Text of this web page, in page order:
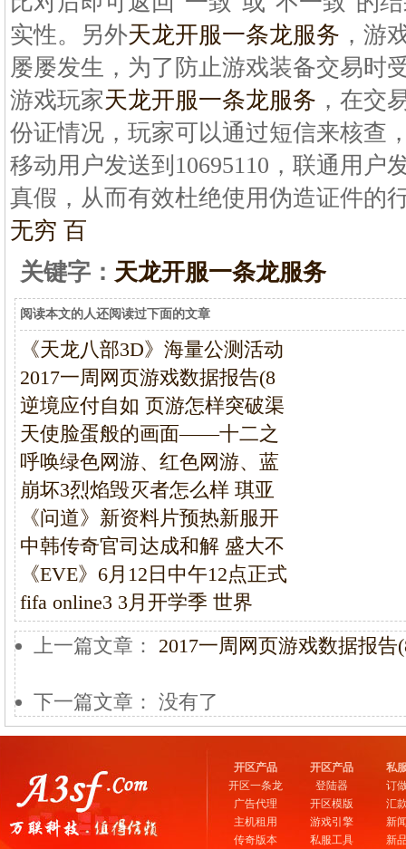
实性。另外天龙开服一条龙服务 ，游
屡屡发生，为了防止游戏装备交易时
游戏玩家天龙开服一条龙服务 ，在交
份证情况，玩家可以通过短信来核查
移动用户发送到10695110，联通用户
真假，从而有效杜绝使用伪造证件的
无穷 百
关键字： 天龙开服一条龙服务
阅读本文的人还阅读过下面的文章
《天龙八部3D》海量公测活动
2017一周网页游戏数据报告(8
逆境应付自如 页游怎样突破渠
天使脸蛋般的画面——十二之
呼唤绿色网游、红色网游、蓝
崩坏3烈焰毁灭者怎么样 琪亚
《问道》新资料片预热新服开
中韩传奇官司达成和解 盛大不
《EVE》6月12日中午12点正式
fifa online3 3月开学季 世界
上一篇文章： 2017一周网页游戏数据报
下一篇文章： 没有了
开区产品
开区一条龙
广告代理
主机租用
传奇版本
开区产品
登陆器
开区模版
游戏引擎
私服工具
私
订
汇
新
新